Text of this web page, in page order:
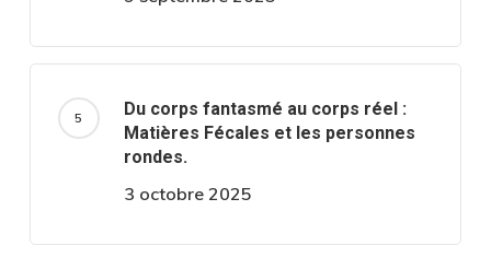
Du corps fantasmé au corps réel :
Matières Fécales et les personnes
rondes.
3 octobre 2025